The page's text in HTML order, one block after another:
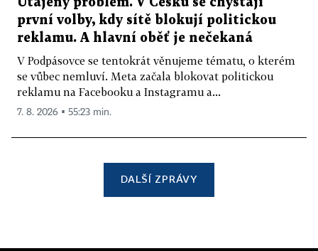
první volby, kdy sítě blokují politickou
reklamu. A hlavní oběť je nečekaná
V Podpásovce se tentokrát věnujeme tématu, o kterém
se vůbec nemluví. Meta začala blokovat politickou
reklamu na Facebooku a Instagramu a...
7. 8. 2026 ▪ 55:23 min.
DALŠÍ ZPRÁVY